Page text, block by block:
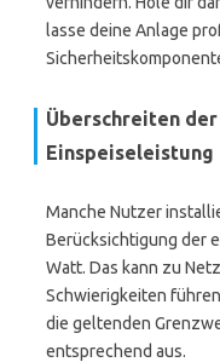
lasse deine Anlage
Überschreiten
Einspeiseleistung
Manche Nutzer
Berücksichtigung der
Watt. Das kann zu
Schwierigkeiten
die geltenden
entsprechend aus.